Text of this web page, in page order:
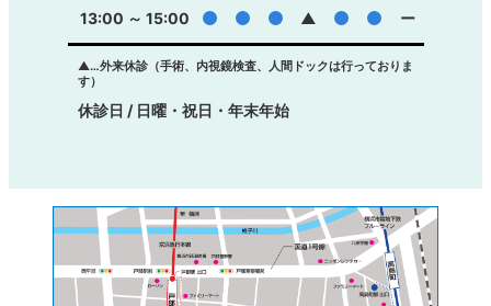
13:00 ～ 15:00 ▲ ー
▲…外来休診（手術、内視鏡検査、人間ドックは行っておりま
す）
休診日 / 日曜・祝日・年末年始